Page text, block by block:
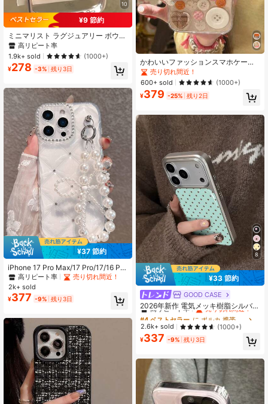
10
¥9 節約
ミニマリスト ラグジュアリー ボウノ
ット エレメント リボン ファッショ
ン スマホケース 電気メッキ バタフ
ライ パターン 1個 ラグジュアリー シ
ルバー フレーム 高透明 シンプルな
バタフライ パターン スマホケース iP
hone 16 Pro Max 17/16/15/14 Plus 1
3/12/11 Air 春の誕生日 記念日 ギフト
パーティー お祝い プロフェッショナ
ル
高リピート率
1.9k+ sold
(1000+)
¥278 -3% 残り3日
¥37 節約
iPhone 17 Pro Max/17 Pro/17/16 Pro
Max/16/16 Pro/16 Plus/15/15 Pro M
ax/15 Pro/15 Plus/11/12/13/14 Pro
Max/12 Pro/12 Pro Max/13 Pro/13 P
ro Max/14 Pro/14 Pro Max/14 Plus
に対応した、ファッション ミニマリ
スト ダイヤモンド グリッド 透明ス
マホケース + リストストラップ
高リピート率
売り切れ間近！
2k+ sold
¥377 -9% 残り3日
かわいいファッションスマホケース
3Dボタンチェック柄透明エポキシ樹
脂ソフトスマホケース、16/15/14/13
Pro Max/17/17 Pro/17 Pro Max対
応、ファッショナブルでかわいい女
の子向け耐衝撃、防水、落下防止、
売り切れ間近！
600+ sold
(1000+)
¥379 -25% 残り2日
8
¥33 節約
GOOD CASE
2026年新作 電気メッキ樹脂シルバー
リム韓国風ミニマリストドットパタ
ーン エレガントなスマホケース Appl
e 17/16/15/14/13/12/11対応
#4 ベストセラー
高リピート率
売り切れ間近！
#4 ベストセラー
高リピート率
売り切れ間近！
#4 ベストセラー
高リピート率
売り切れ間近！
#4 ベストセラー
売り切れ間近！
2.6k+ sold (1000+)
¥337 -9% 残り3日